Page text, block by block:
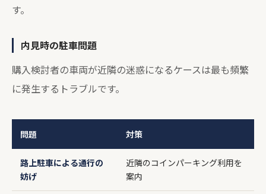
す。
内見時の駐車問題
購入検討者の車両が近隣の迷惑になるケースは最も頻繁
に発生するトラブルです。
問題 対策
路上駐車による通行の
妨げ
近隣のコインパーキング利用を
案内